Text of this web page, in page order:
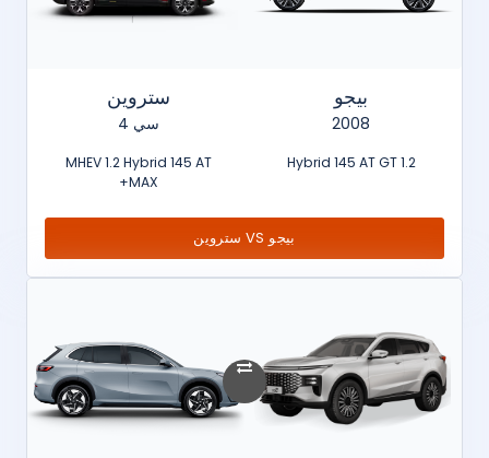
بيجو
2008
1.2 Hybrid 145 AT GT
ستروين
سي 4
MHEV 1.2 Hybrid 145 AT
MAX+
بيجو VS ستروين